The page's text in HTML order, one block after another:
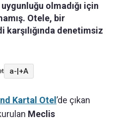
olmadığı için
Otele, bir
karşılığında denetimsiz
a-|+A
Kartal Otel ’de çıkan
Meclis